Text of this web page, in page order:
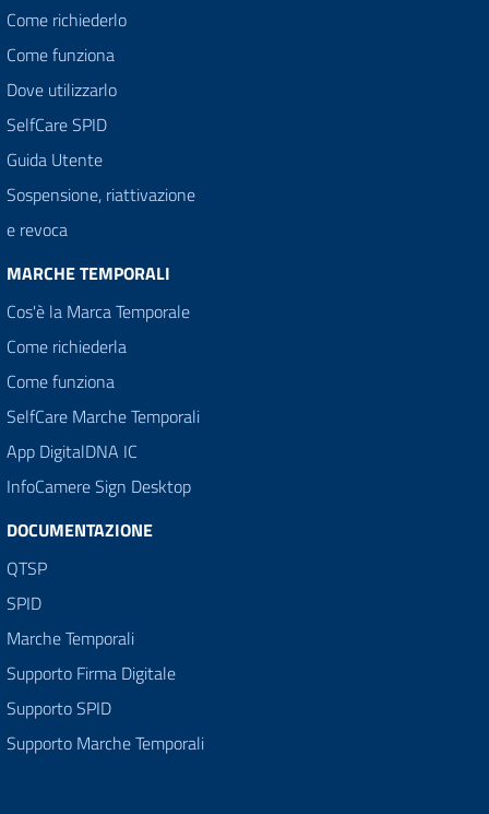
Come richiederlo
Come funziona
Dove utilizzarlo
SelfCare SPID
Guida Utente
Sospensione, riattivazione
e revoca
MARCHE TEMPORALI
Cos'è la Marca Temporale
Come richiederla
Come funziona
SelfCare Marche Temporali
App DigitalDNA IC
InfoCamere Sign Desktop
DOCUMENTAZIONE
QTSP
SPID
Marche Temporali
Supporto Firma Digitale
Supporto SPID
Supporto Marche Temporali